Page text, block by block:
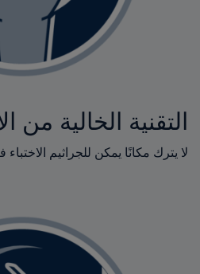
التقنية الخالية من
لا يترك مكانًا يمكن للجراثيم الاختباء